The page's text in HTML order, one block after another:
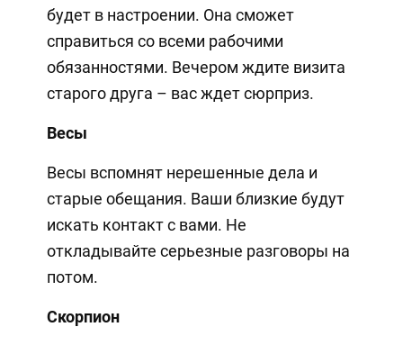
будет в настроении. Она сможет
справиться со всеми рабочими
обязанностями. Вечером ждите визита
старого друга – вас ждет сюрприз.
Весы
Весы вспомнят нерешенные дела и
старые обещания. Ваши близкие будут
искать контакт с вами. Не
откладывайте серьезные разговоры на
потом.
Скорпион